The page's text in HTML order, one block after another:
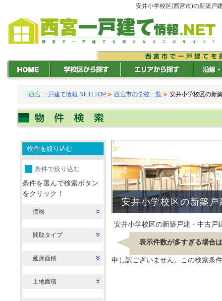
安井小学校区(西宮市)の新築戸
[西宮 一戸建て情報.NET] TOP 西宮市の学校一覧 安井小学校区の新
物件を絞り込む
条件で絞り込む
条件を選んで検索ボタン
をクリック！
価格
間取タイプ
延床面積
土地面積
安井小学校区の新築
安井小学校区の新築戸建・中古戸
表示件数が多すぎる場合
申し訳ございません。この検索条